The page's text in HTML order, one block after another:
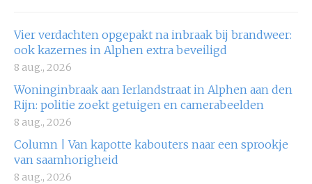
Vier verdachten opgepakt na inbraak bij brandweer:
ook kazernes in Alphen extra beveiligd
8 aug., 2026
Woninginbraak aan Ierlandstraat in Alphen aan den
Rijn: politie zoekt getuigen en camerabeelden
8 aug., 2026
Column | Van kapotte kabouters naar een sprookje
van saamhorigheid
8 aug., 2026